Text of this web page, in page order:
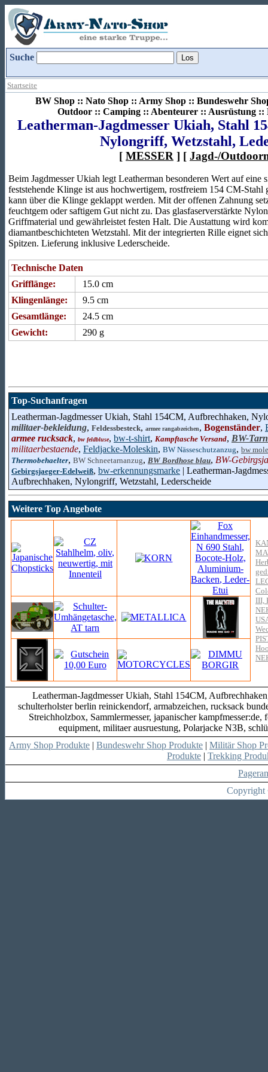
Suche
Startseite
BW Shop :: Nato Shop :: Army Shop :: Bundeswehr
Outdoor :: Camping :: Abenteurer :: Ausrüstung ::
Leatherman-Jagdmesser Ukiah, Stahl
Nylongriff, Wetzstahl,
[ MESSER ] [ Jagd-/
Beim Jagdmesser Ukiah legt Leatherman besonderen Wert auf
feststehende Klinge ist aus hochwertigem, rostfreiem 154 CM-
kann über die Klinge geklappt werden. Mit der offenen Zahnung
feuchtgem oder saftigem Gut nicht zu. Das glasfaserverstärkte
Griffmaterial und gewährleistet festen Halt. Die Austattung wird
diamantbeschichteten Wetzstahl. Mit der integrierten Rille eignet
Spitzen. Lieferung inklusive Lederscheide.
Technische Daten
Grifflänge:
15.0 cm
Klingenlänge:
9.5 cm
Gesamtlänge:
24.5 cm
Gewicht:
290 g
Top-Suchanfragen
Leatherman-Jagdmesser Ukiah, Stahl 154CM, Aufbrechhaken,
militaer-bekleidung, Feldessbesteck, armee rangabzeichen, Bogenständer,
armee rucksack, bw feldbluse, bw-t-shirt, Kampftasche Versand, BW-
militaerbestaende, Feldjacke-Moleskin, BW Nässeschutzanzug, bw
Thermobehaelter, BW Schneetarnanzug, BW Bordhose blau, BW-
Gebirgsjaeger-Edelweiß, bw-erkennungsmarke | Leatherman-
Aufbrechhaken, Nylongriff, Wetzstahl, Lederscheide
Weitere Top Angebote
III,
Leatherman-Jagdmesser Ukiah, Stahl 154CM,
schulterholster berlin reinickendorf, armabzeichen, rucksack
Streichholzbox, Sammlermesser, japanischer
equipment, militaer ausruestung, Polarjacke N3B,
Army Shop Produkte | Bundeswehr Shop Produkte | Militär Shop
Produkte | Trekking